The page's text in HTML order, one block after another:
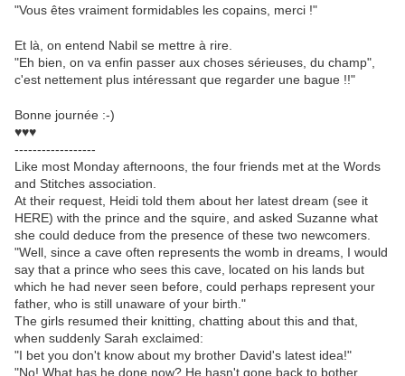
"Vous êtes vraiment formidables les copains, merci !"
Et là, on entend Nabil se mettre à rire.
"Eh bien, on va enfin passer aux choses sérieuses, du champ",
c'est nettement plus intéressant que regarder une bague !!"
Bonne journée :-)
♥♥♥
------------------
Like most Monday afternoons, the four friends met at the Words
and Stitches association.
At their request, Heidi told them about her latest dream (see it
HERE) with the prince and the squire, and asked Suzanne what
she could deduce from the presence of these two newcomers.
"Well, since a cave often represents the womb in dreams, I would
say that a prince who sees this cave, located on his lands but
which he had never seen before, could perhaps represent your
father, who is still unaware of your birth."
The girls resumed their knitting, chatting about this and that,
when suddenly Sarah exclaimed:
"I bet you don't know about my brother David's latest idea!"
"No! What has he done now? He hasn't gone back to bother